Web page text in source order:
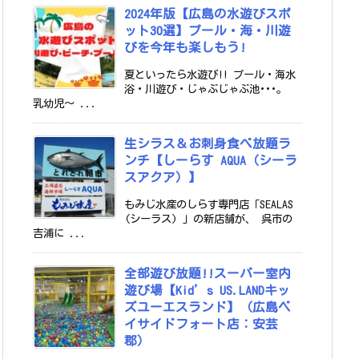
2024年版【広島の水遊びスポ
ット30選】プール・海・川遊
びを今年も楽しもう!
夏といったら水遊び!! プール・海水
浴・川遊び・じゃぶじゃぶ池･･･。
乳幼児～ ...
生シラス＆お刺身食べ放題ラ
ンチ【しーらす AQUA（シーラ
スアクア）】
もみじ水産のしらす専門店「SEALAS
(シーラス) 」の新店舗が、 呉市の
吉浦に ...
全部遊び放題!!スーパー室内
遊び場【Kid’s US.LANDキッ
ズユーエスランド】（広島ベ
イサイドフォート店：安芸
郡）